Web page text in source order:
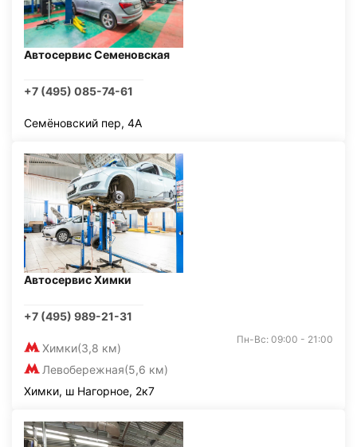
Автосервис Семеновская
+7 (495) 085-74-61
Семёновский пер, 4А
Автосервис Химки
+7 (495) 989-21-31
Химки(3,8 км)
Левобережная(5,6 км)
Пн-Вс: 09:00 - 21:00
Химки, ш Нагорное, 2к7